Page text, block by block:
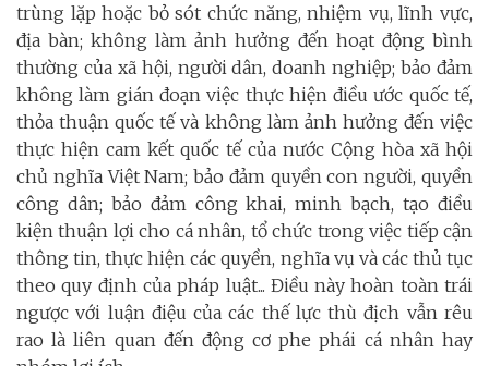
trùng lặp hoặc bỏ sót chức năng, nhiệm vụ, lĩnh vực,
địa bàn; không làm ảnh hưởng đến hoạt động bình
thường của xã hội, người dân, doanh nghiệp; bảo đảm
không làm gián đoạn việc thực hiện điều ước quốc tế,
thỏa thuận quốc tế và không làm ảnh hưởng đến việc
thực hiện cam kết quốc tế của nước Cộng hòa xã hội
chủ nghĩa Việt Nam; bảo đảm quyền con người, quyền
công dân; bảo đảm công khai, minh bạch, tạo điều
kiện thuận lợi cho cá nhân, tổ chức trong việc tiếp cận
thông tin, thực hiện các quyền, nghĩa vụ và các thủ tục
theo quy định của pháp luật... Điều này hoàn toàn trái
ngược với luận điệu của các thế lực thù địch vẫn rêu
rao là liên quan đến động cơ phe phái cá nhân hay